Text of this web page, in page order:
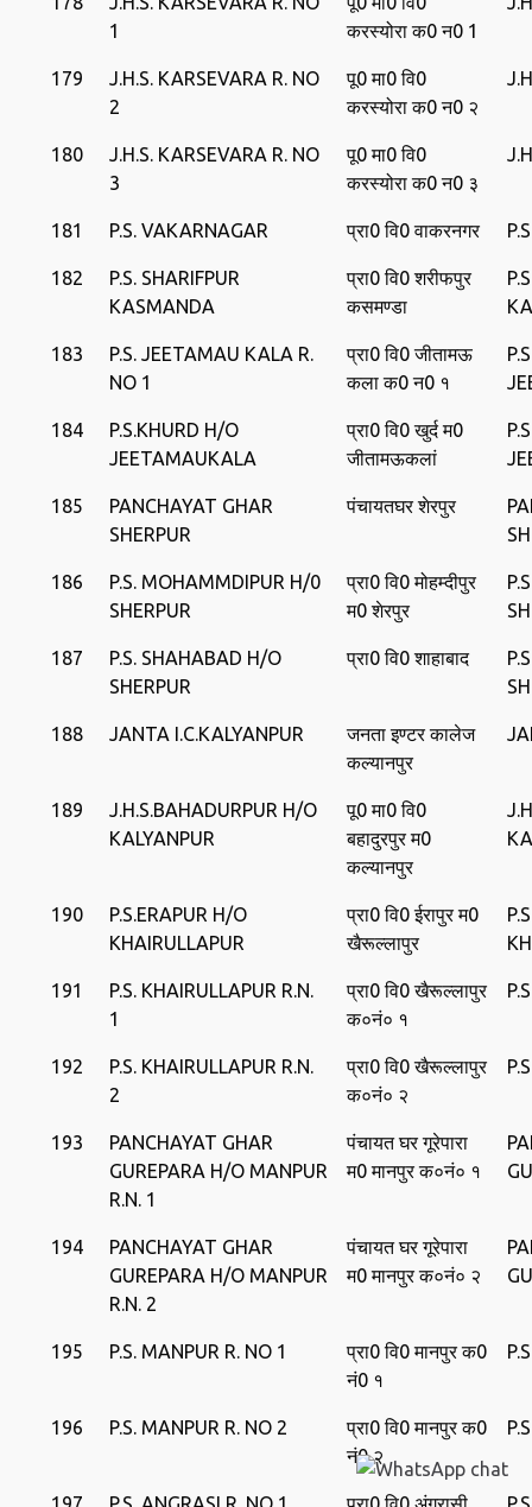
1
करस्‍योरा क0 न0 1
179
J.H.S. KARSEVARA R. NO
2
पू0 मा0 वि0
करस्‍योरा क0 न0 २
180
J.H.S. KARSEVARA R. NO
3
पू0 मा0 वि0
करस्‍योरा क0 न0 ३
181 P.S. VAKARNAGAR प्रा0 वि0 वाकरनगर
182
P.S. SHARIFPUR
KASMANDA
प्रा0 वि0 शरीफपुर
कसमण्‍डा
183
P.S. JEETAMAU KALA R.
NO 1
प्रा0 वि0 जीतामऊ
कला क0 न0 १
184
P.S.KHURD H/O
JEETAMAUKALA
प्रा0 वि0 खुर्द म0
जीतामऊकलां
185
PANCHAYAT GHAR
SHERPUR
पंचायतघर शेरपुर
186
P.S. MOHAMMDIPUR H/0
SHERPUR
प्रा0 वि0 मोहम्‍दीपुर
म0 शेरपुर
187
P.S. SHAHABAD H/O
SHERPUR
प्रा0 वि0 शाहाबाद
188 JANTA I.C.KALYANPUR
जनता इण्‍टर कालेज
कल्‍यानपुर
189
J.H.S.BAHADURPUR H/O
KALYANPUR
पू0 मा0 वि0
बहादुरपुर म0
कल्‍यानपुर
190
P.S.ERAPUR H/O
KHAIRULLAPUR
प्रा0 वि0 ईरापुर म0
खैरूल्‍लापुर
191
P.S. KHAIRULLAPUR R.N.
1
प्रा0 वि0 खैरूल्‍लापुर
क०नं० १
192
P.S. KHAIRULLAPUR R.N.
2
प्रा0 वि0 खैरूल्‍लापुर
क०नं० २
193
PANCHAYAT GHAR
GUREPARA H/O MANPUR
R.N. 1
पंचायत घर गूरेपारा
म0 मानपुर क०नं० १
194
PANCHAYAT GHAR
GUREPARA H/O MANPUR
R.N. 2
पंचायत घर गूरेपारा
म0 मानपुर क०नं० २
195 P.S. MANPUR R. NO 1
प्रा0 वि0 मानपुर क0
नं0 १
196 P.S. MANPUR R. NO 2
प्रा0 वि0 मानपुर क0
नं0 २